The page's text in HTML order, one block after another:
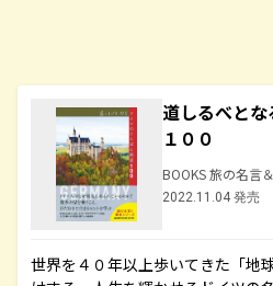
道しるべと
１００
BOOKS 旅の名言
2022.11.04 発売
世界を４０年以上歩いてきた「地